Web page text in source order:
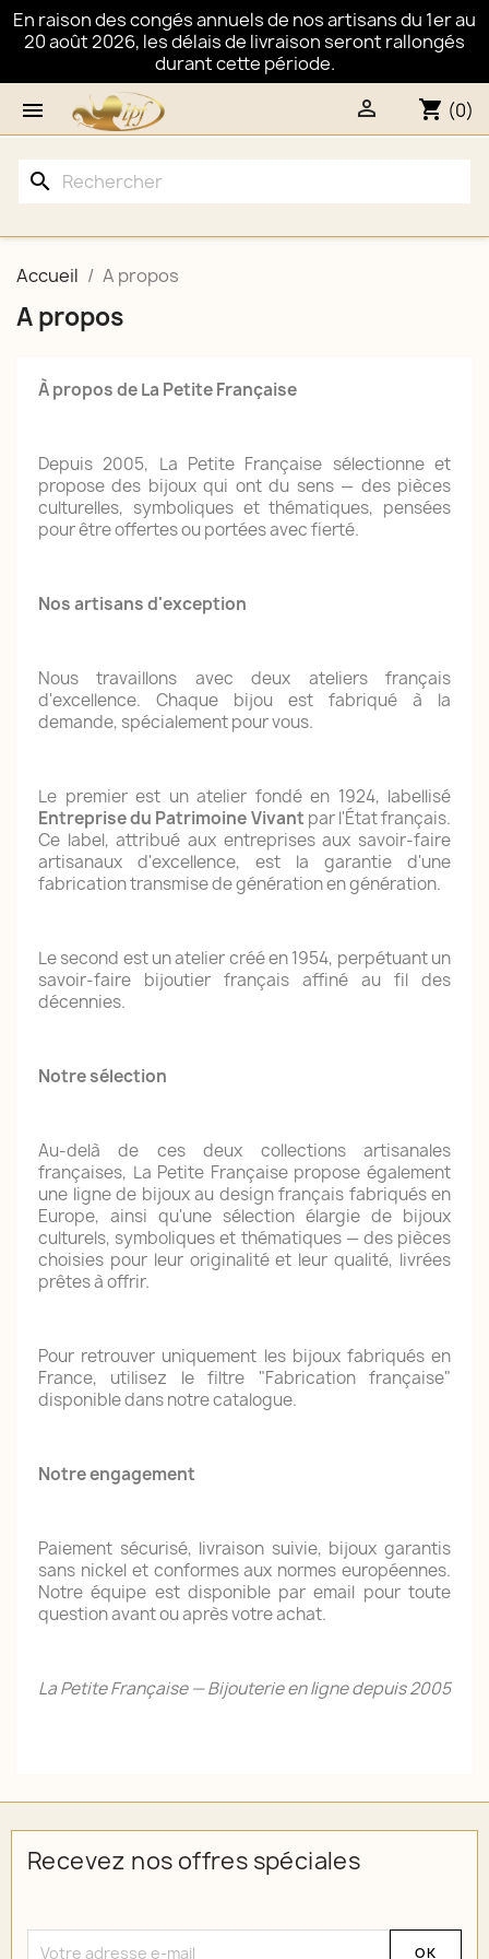
En raison des congés annuels de nos artisans du 1er au
20 août 2026, les délais de livraison seront rallongés
durant cette période.
 shopping_cart (0)

search
Accueil A propos
A propos
À propos de La Petite Française
Depuis 2005, La Petite Française sélectionne et
propose des bijoux qui ont du sens — des pièces
culturelles, symboliques et thématiques, pensées
pour être offertes ou portées avec fierté.
Nos artisans d'exception
Nous travaillons avec deux ateliers français
d'excellence. Chaque bijou est fabriqué à la
demande, spécialement pour vous.
Le premier est un atelier fondé en 1924, labellisé
Entreprise du Patrimoine Vivant par l'État français.
Ce label, attribué aux entreprises aux savoir-faire
artisanaux d'excellence, est la garantie d'une
fabrication transmise de génération en génération.
Le second est un atelier créé en 1954, perpétuant un
savoir-faire bijoutier français affiné au fil des
décennies.
Notre sélection
Au-delà de ces deux collections artisanales
françaises, La Petite Française propose également
une ligne de bijoux au design français fabriqués en
Europe, ainsi qu'une sélection élargie de bijoux
culturels, symboliques et thématiques — des pièces
choisies pour leur originalité et leur qualité, livrées
prêtes à offrir.
Pour retrouver uniquement les bijoux fabriqués en
France, utilisez le filtre "Fabrication française"
disponible dans notre catalogue.
Notre engagement
Paiement sécurisé, livraison suivie, bijoux garantis
sans nickel et conformes aux normes européennes.
Notre équipe est disponible par email pour toute
question avant ou après votre achat.
La Petite Française — Bijouterie en ligne depuis 2005
Recevez nos offres spéciales